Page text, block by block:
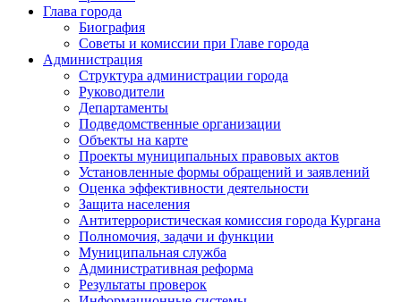
Глава города
Биография
Советы и комиссии при Главе города
Администрация
Структура администрации города
Руководители
Департаменты
Подведомственные организации
Объекты на карте
Проекты муниципальных правовых актов
Установленные формы обращений и заявлений
Оценка эффективности деятельности
Защита населения
Антитеррористическая комиссия города Кургана
Полномочия, задачи и функции
Муниципальная служба
Административная реформа
Результаты проверок